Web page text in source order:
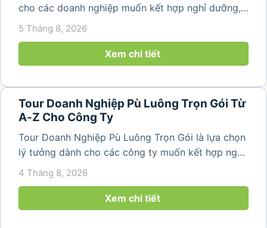
cho các doanh nghiệp muốn kết hợp nghỉ dưỡng,
team building và gắn kết tập thể trong không gian
Hóa vài giờ di chuyển,...
5 Tháng 8, 2026
Xem chi tiết
Tour Doanh Nghiệp Pù Luông Trọn Gói Từ
A-Z Cho Công Ty
Tour Doanh Nghiệp Pù Luông Trọn Gói là lựa chọn
lý tưởng dành cho các công ty muốn kết hợp nghỉ
dưỡng, gắn kết đội ngũ và tái tạo năng lượng sau
những ngày làm việc căng thẳng. Với cảnh quan
thiên nhiên trong lành,...
4 Tháng 8, 2026
Xem chi tiết